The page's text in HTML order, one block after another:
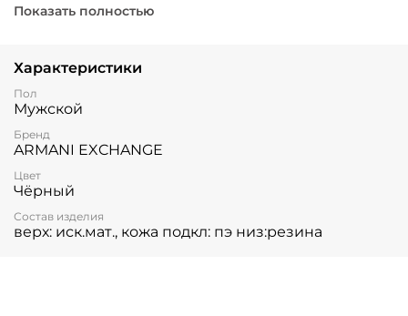
Показать полностью
Характеристики
Пол
Мужской
Бренд
ARMANI EXCHANGE
Цвет
Чёрный
Состав изделия
верх: иск.мат., кожа подкл: пэ низ:резина